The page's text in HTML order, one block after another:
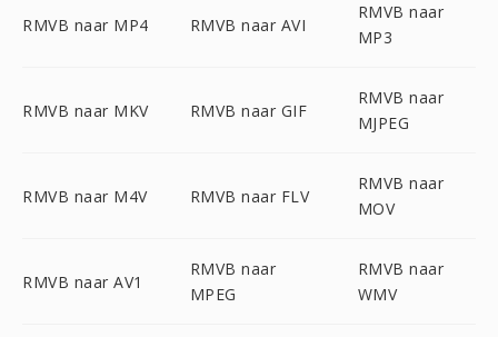
RMVB naar MP4 RMVB naar AVI
RMVB naar
MP3
RMVB naar MKV RMVB naar GIF
RMVB naar
MJPEG
RMVB naar M4V RMVB naar FLV
RMVB naar
MOV
RMVB naar AV1
RMVB naar
MPEG
RMVB naar
WMV